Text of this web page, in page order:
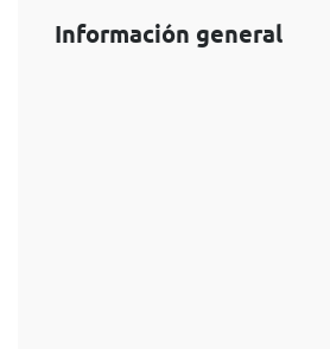
Información general